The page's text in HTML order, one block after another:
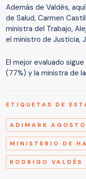
Además de Valdés,
de Salud, Carmen
ministra del Trabajo,
el ministro de Justicia,
El mejor evaluado
(77%) y la ministra de
ETIQUETAS DE
ADIMARK AGOSTO
MINISTERIO DE
RODRIGO VALDÉS